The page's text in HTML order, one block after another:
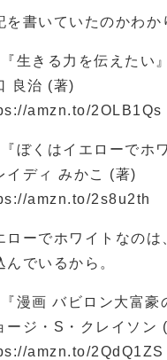
を書いていたのかわか
生きる力を伝えたい』
良治 (著)
amzn.to/2OLB1Qs
ぼくはイエローでホ
イディ みかこ (著)
amzn.to/2s8u2th
ローでホワイトなの
んでいるから。
漫画 バビロン大富豪
ージ・S・クレイソン
amzn.to/2QdQ1ZS